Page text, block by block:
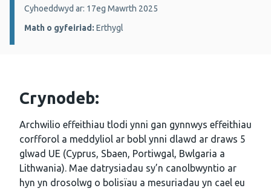
Manylion:
Cyhoeddwyd ar: 17eg Mawrth 2025
Math o gyfeiriad: Erthygl
Crynodeb:
Archwilio effeithiau tlodi ynni gan gynnwys effeithiau
corfforol a meddyliol ar bobl ynni dlawd ar draws 5
glwad UE (Cyprus, Sbaen, Portiwgal, Bwlgaria a
Lithwania). Mae datrysiadau sy’n canolbwyntio ar
hyn yn drosolwg o bolisïau a mesuriadau yn cael eu